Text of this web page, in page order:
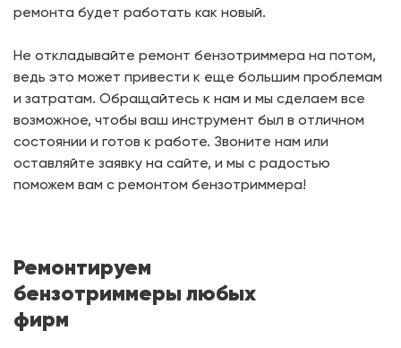
ремонта будет работать как новый.
Не откладывайте ремонт бензотриммера на потом,
ведь это может привести к еще большим проблемам
и затратам. Обращайтесь к нам и мы сделаем все
возможное, чтобы ваш инструмент был в отличном
состоянии и готов к работе. Звоните нам или
оставляйте заявку на сайте, и мы с радостью
поможем вам с ремонтом бензотриммера!
Ремонтируем
бензотриммеры любых
фирм